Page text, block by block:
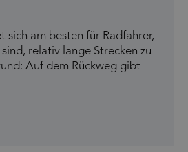
sich am besten für Radfahrer,
relativ lange Strecken zu
Auf dem Rückweg gibt